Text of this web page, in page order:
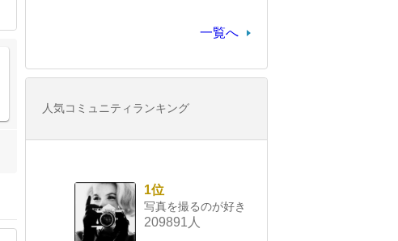
一覧へ
人気コミュニティランキング
1位
写真を撮るのが好き
209891人